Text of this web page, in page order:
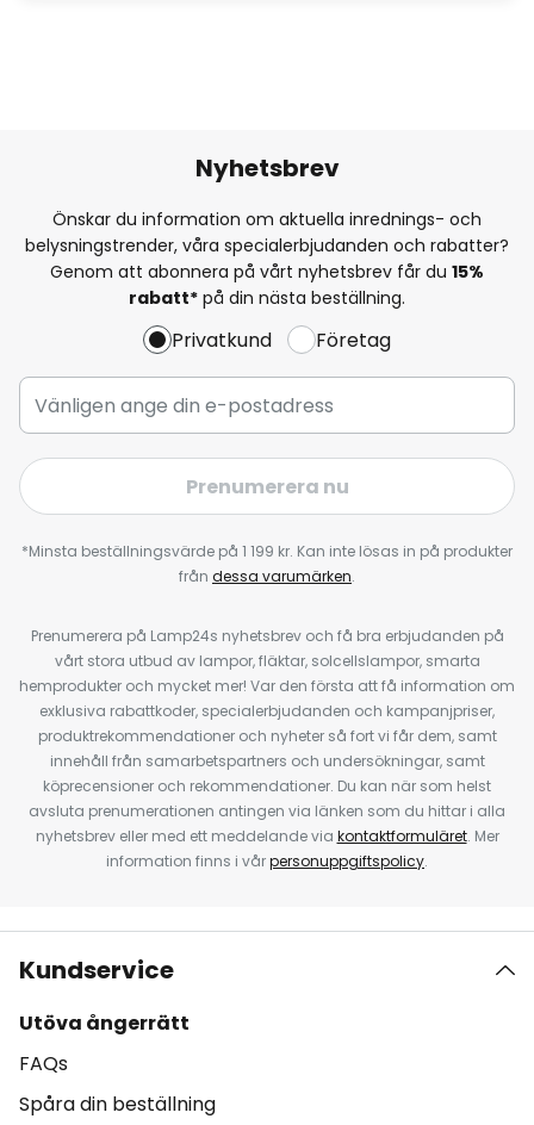
Nyhetsbrev
Önskar du information om aktuella inrednings- och
belysningstrender, våra specialerbjudanden och rabatter?
Genom att abonnera på vårt nyhetsbrev får du 15%
rabatt* på din nästa beställning.
Privatkund Företag
Prenumerera nu
*Minsta beställningsvärde på 1 199 kr. Kan inte lösas in på produkter
från dessa varumärken.
Prenumerera på Lamp24s nyhetsbrev och få bra erbjudanden på
vårt stora utbud av lampor, fläktar, solcellslampor, smarta
hemprodukter och mycket mer! Var den första att få information om
exklusiva rabattkoder, specialerbjudanden och kampanjpriser,
produktrekommendationer och nyheter så fort vi får dem, samt
innehåll från samarbetspartners och undersökningar, samt
köprecensioner och rekommendationer. Du kan när som helst
avsluta prenumerationen antingen via länken som du hittar i alla
nyhetsbrev eller med ett meddelande via kontaktformuläret. Mer
information finns i vårpersonuppgiftspolicy.
Kundservice
Utöva ångerrätt
FAQs
Spåra din beställning